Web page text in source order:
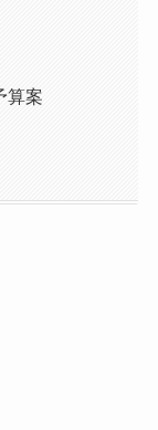
算案